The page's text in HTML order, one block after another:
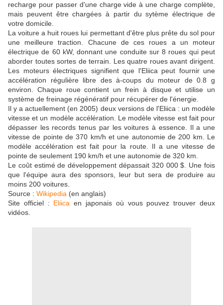
recharge pour passer d'une charge vide à une charge complète,
mais peuvent être chargées à partir du sytème électrique de
votre domicile.
La voiture a huit roues lui permettant d'être plus prête du sol pour
une meilleure traction. Chacune de ces roues a un moteur
électrique de 60 kW, donnant une conduite sur 8 roues qui peut
aborder toutes sortes de terrain. Les quatre roues avant dirigent.
Les moteurs électriques signifient que l'Eliica peut fournir une
accélération régulière libre des à-coups du moteur de 0.8 g
environ. Chaque roue contient un frein à disque et utilise un
système de freinage régénératif pour récupérer de l'énergie.
Il y a actuellement (en 2005) deux versions de l'Eliica : un modèle
vitesse et un modèle accélération. Le modèle vitesse est fait pour
dépasser les records tenus par les voitures à essence. Il a une
vitesse de pointe de 370 km/h et une autonomie de 200 km. Le
modèle accélération est fait pour la route. Il a une vitesse de
pointe de seulement 190 km/h et une autonomie de 320 km.
Le coût estimé de développement dépassait 320 000 $. Une fois
que l'équipe aura des sponsors, leur but sera de produire au
moins 200 voitures.
Source : Wikipedia (en anglais)
Site officiel : Eliica en japonais où vous pouvez trouver deux
vidéos.